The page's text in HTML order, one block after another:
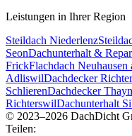
Leistungen in Ihrer Region
Steildach Niederlenz
SeonDachunterhalt &
FrickFlachdach Neuhausen
AdliswilDachdecker
SchlierenDachdecker
RichterswilDachunterhalt
© 2023–2026 DachDicht
Teilen: